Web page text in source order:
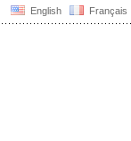
English Français